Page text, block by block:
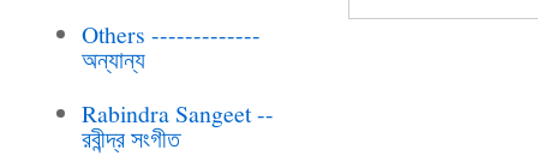
Others -------------
অন্যান্য
Rabindra Sangeet --
রবীন্দ্র সংগীত